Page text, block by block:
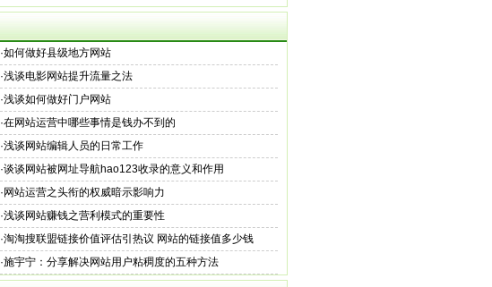
·如何做好县级地方网站
·浅谈电影网站提升流量之法
·浅谈如何做好门户网站
·在网站运营中哪些事情是钱办不到的
·浅谈网站编辑人员的日常工作
·谈谈网站被网址导航hao123收录的意义和作用
· 网站运营之头衔的权威暗示影响力
·浅谈网站赚钱之营利模式的重要性
·淘淘搜联盟链接价值评估引热议 网站的链接值多少钱
·施宇宁：分享解决网站用户粘稠度的五种方法